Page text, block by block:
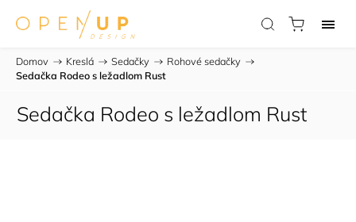
Domov / Kreslá / Sedačky / Rohové sedačky /
Sedačka Rodeo s ležadlom Rust
Sedačka Rodeo s ležadlom Rust